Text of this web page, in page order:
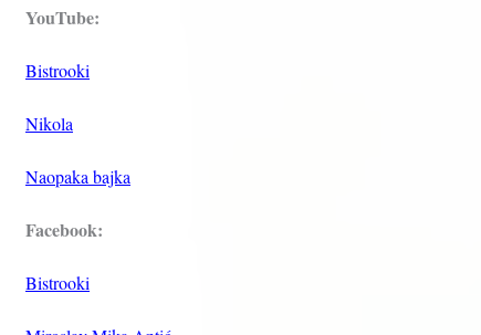
YouTube:
Bistrooki
Nikola
Naopaka bajka
Facebook:
Bistrooki